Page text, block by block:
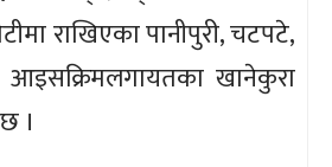
राखिएका पानीपुरी, चटपटे,
आइसक्रिमलगायतका खानेकुरा
।